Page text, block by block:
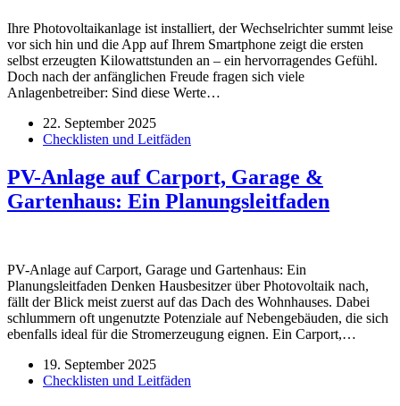
Ihre Photovoltaikanlage ist installiert, der Wechselrichter summt leise
vor sich hin und die App auf Ihrem Smartphone zeigt die ersten
selbst erzeugten Kilowattstunden an – ein hervorragendes Gefühl.
Doch nach der anfänglichen Freude fragen sich viele
Anlagenbetreiber: Sind diese Werte…
22. September 2025
Checklisten und Leitfäden
PV-Anlage auf Carport, Garage &
Gartenhaus: Ein Planungsleitfaden
PV-Anlage auf Carport, Garage und Gartenhaus: Ein
Planungsleitfaden Denken Hausbesitzer über Photovoltaik nach,
fällt der Blick meist zuerst auf das Dach des Wohnhauses. Dabei
schlummern oft ungenutzte Potenziale auf Nebengebäuden, die sich
ebenfalls ideal für die Stromerzeugung eignen. Ein Carport,…
19. September 2025
Checklisten und Leitfäden